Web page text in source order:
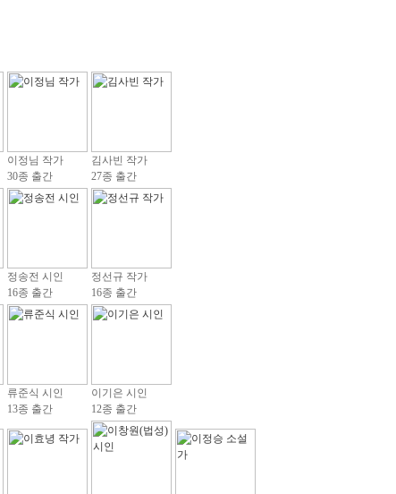
이정님 작가
30종 출간
김사빈 작가
27종 출간
정송전 시인
16종 출간
정선규 작가
16종 출간
류준식 시인
13종 출간
이기은 시인
12종 출간